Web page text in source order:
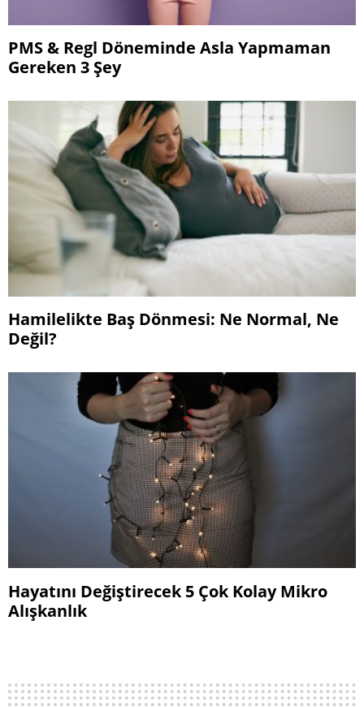
PMS & Regl Döneminde Asla Yapmaman
Gereken 3 Şey
Hamilelikte Baş Dönmesi: Ne Normal, Ne
Değil?
Hayatını Değiştirecek 5 Çok Kolay Mikro
Alışkanlık